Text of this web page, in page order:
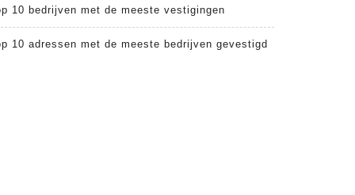
10 bedrijven met de meeste vestigingen
10 adressen met de meeste bedrijven gevestigd